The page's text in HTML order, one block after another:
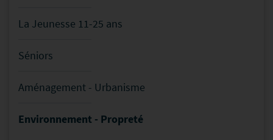
La Jeunesse 11-25 ans
Séniors
Aménagement - Urbanisme
Environnement - Propreté